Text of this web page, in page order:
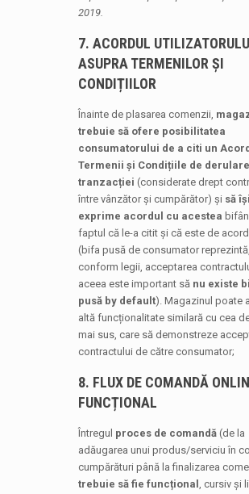
2019.
7. ACORDUL
ASUPRA TERMENILOR ȘI
CONDIȚIILOR
Înainte de plasarea comenzii,
trebuie să ofere posibilitatea
consumatorului de a citi un
Termenii și Condițiile de
tranzacției (considerate drept
între vânzător și cumpărător) și să își
exprime acordul cu acestea
faptul că le-a citit și că este de
(bifa pusă de consumator reprezintă,
conform legii, acceptarea
aceea este important să nu existe
pusă by default). Magazinul poate
altă funcționalitate similară cu cea
mai sus, care să demonstreze
contractului de către consumator;
8. FLUX DE COMANDĂ
FUNCȚIONAL
Întregul proces de comandă(de la
adăugarea unui produs/serviciu în
cumpărături până la finalizarea
trebuie să fie funcțional , cursiv și